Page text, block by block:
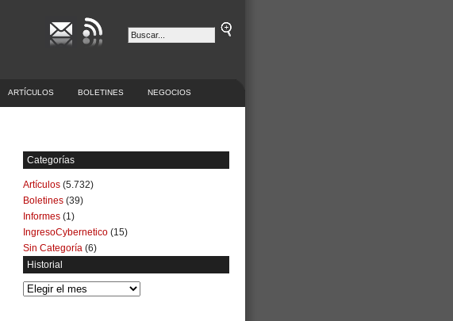
ARTÍCULOS BOLETINES NEGOCIOS
Categorías
Artículos (5.732)
Boletines (39)
Informes (1)
IngresoCybernetico (15)
Sin Categoría (6)
Historial
Historial